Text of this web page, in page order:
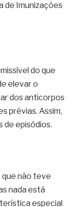
de Imunizações
do que
elevar o
dos anticorpos
prévias. Assim,
de episódios.
que não teve
nada está
especial